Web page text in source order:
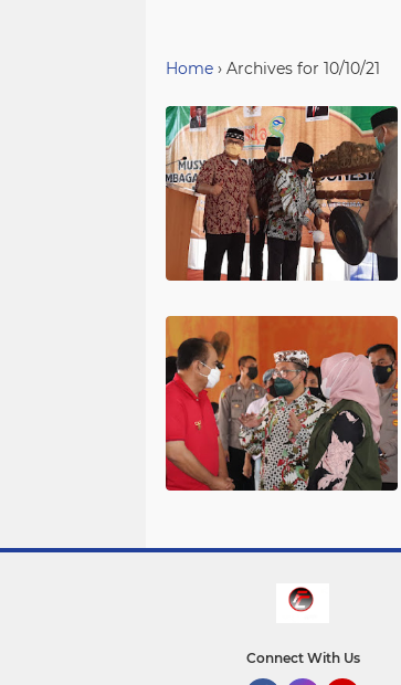
Home › Archives for 10/10/21
Connect With Us